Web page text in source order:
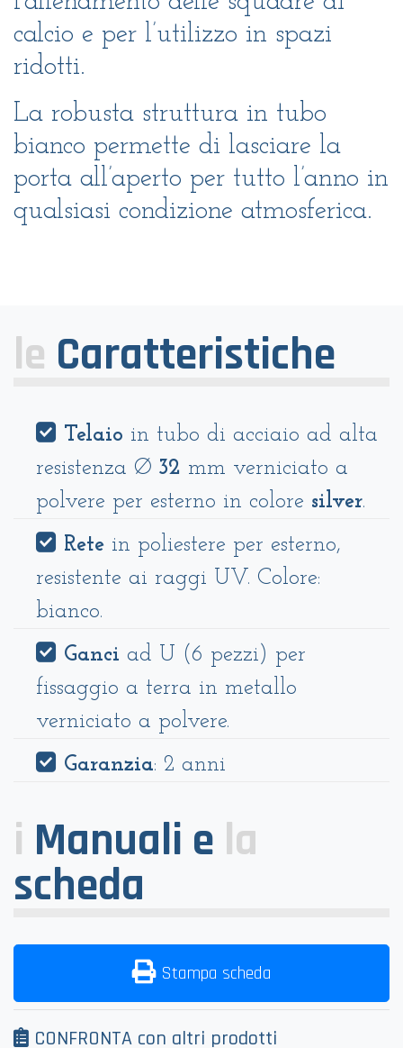
calcio e per l’utilizzo in spazi
ridotti.
La robusta struttura in tubo
bianco permette di lasciare la
porta all’aperto per tutto l’anno in
qualsiasi condizione atmosferica.
le Caratteristiche
Telaio in tubo di acciaio ad alta
resistenza Ø 32 mm verniciato a
polvere per esterno in colore silver.
Rete in poliestere per esterno,
resistente ai raggi UV. Colore:
bianco.
Ganci ad U (6 pezzi) per
fissaggio a terra in metallo
verniciato a polvere.
Garanzia: 2 anni
i Manuali e la
scheda
Stampa scheda
CONFRONTA con altri prodotti